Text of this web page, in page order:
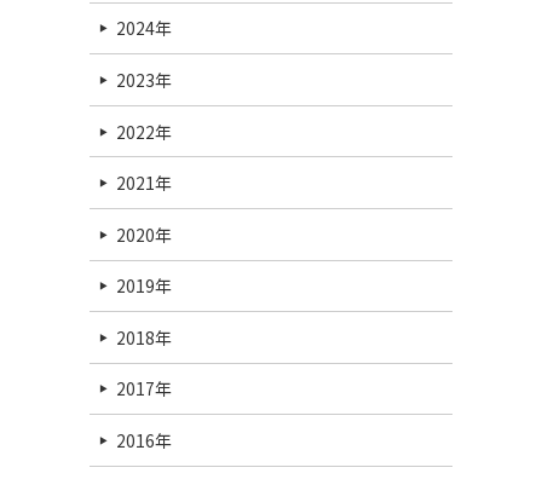
2024年
2023年
2022年
2021年
2020年
2019年
2018年
2017年
2016年